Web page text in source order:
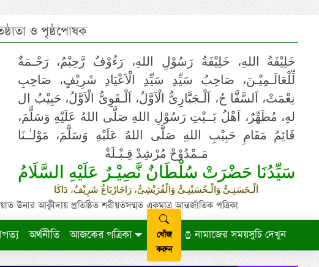
ও পৃষ্ঠপোষক
خَلِيْفَةُ اللهِ، خَلِيْفَةُ رَسُوْلِ اللهِ، رَءُوْفٌ رَّحِيْمٌ، رَحْـمَةٌ
لِّلْعَالَـمِيْـنَ، صَاحِبُ سَيِّدِ سَيِّدِ الْاَعْيَادِ شَرِيْفٍ، صَاحِبِ
نِعْمَتْ، اَلسَّفَّا حُ، اَلْـجَبَّارِىُّ الْاَوَّلُ، اَلْـقَوِىُّ الْاَوَّلُ، حَبِيْبُ ال
لهِ، مُطَهِّرٌ، اَهْلُ بَــيْتِ رَسُوْلِ اللهِ صَلَّى اللهُ عَلَيْهِ وَسَلَّمَ،
قَائِمُ مَقَامِ حَبِيْبِ اللهِ صَلَّى اللهُ عَلَيْهِ وَسَلَّمَ، مَوْلـٰـنَا
مَـمْدُوْحْ مُرْشِدْ قِـبْـلَةْ
سَيِّدُنَا حَضْرَتْ سُلْطَانٌ نَّصِيْـرٌ عَلَيْهِ السَّلَامُ
اَلْـحَسَنِـىُّ وَالْـحُسَيْنِـىُّ وَالْقُرَيْشِىُّ، رَاجَارْبَاغُ شَرِيْفٌ، دَاكَا
আক্বীদায় প্রতিষ্ঠিত শরীয়তসম্মত একমাত্র আন্তর্জাতিক পত্রিকা
অর্থনীতি আজকের পত্রিকা
খোঁজ
করুন
নামাজের সময়সুচি দেখুন